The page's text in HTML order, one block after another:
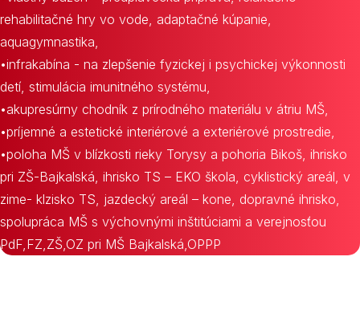
rehabilitačné hry vo vode, adaptačné kúpanie,
aquagymnastika,
•infrakabína - na zlepšenie fyzickej i psychickej výkonnosti
detí, stimulácia imunitného systému,
•akupresúrny chodník z prírodného materiálu v átriu MŠ,
•príjemné a estetické interiérové a exteriérové prostredie,
•poloha MŠ v blízkosti rieky Torysy a pohoria Bikoš, ihrisko
pri ZŠ-Bajkalská, ihrisko TS – EKO škola, cyklistický areál, v
zime- klzisko TS, jazdecký areál – kone, dopravné ihrisko,
spolupráca MŠ s výchovnými inštitúciami a verejnosťou
PdF,FZ,ZŠ,OZ pri MŠ Bajkalská,OPPP